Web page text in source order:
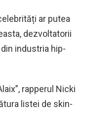
ar putea
dezvoltatorii
industria hip-
rapperul Nicki
listei de skin-